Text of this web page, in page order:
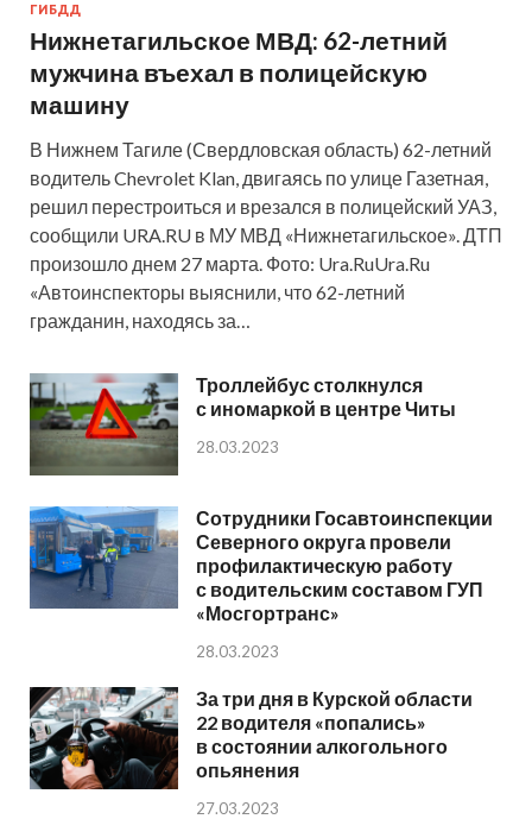
ГИБДД
Нижнетагильское МВД: 62-летний
мужчина въехал в полицейскую
машину
В Нижнем Тагиле (Свердловская область) 62-летний
водитель Chevrolet Klan, двигаясь по улице Газетная,
решил перестроиться и врезался в полицейский УАЗ,
сообщили URA.RU в МУ МВД «Нижнетагильское». ДТП
произошло днем 27 марта. Фото: Ura.RuUra.Ru
«Автоинспекторы выяснили, что 62-летний
гражданин, находясь за…
Троллейбус столкнулся
с иномаркой в центре Читы
28.03.2023
Сотрудники Госавтоинспекции
Северного округа провели
профилактическую работу
с водительским составом ГУП
«Мосгортранс»
28.03.2023
За три дня в Курской области
22 водителя «попались»
в состоянии алкогольного
опьянения
27.03.2023